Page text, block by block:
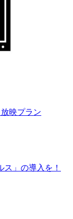
映プラン
」の導入を！